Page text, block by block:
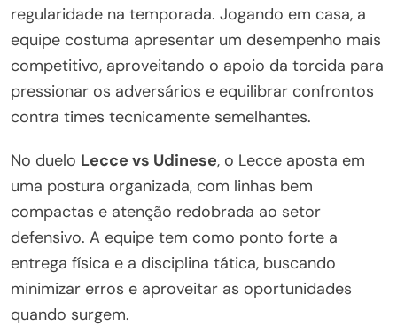
regularidade na temporada. Jogando em casa, a
equipe costuma apresentar um desempenho mais
competitivo, aproveitando o apoio da torcida para
pressionar os adversários e equilibrar confrontos
contra times tecnicamente semelhantes.
No duelo Lecce vs Udinese, o Lecce aposta em
uma postura organizada, com linhas bem
compactas e atenção redobrada ao setor
defensivo. A equipe tem como ponto forte a
entrega física e a disciplina tática, buscando
minimizar erros e aproveitar as oportunidades
quando surgem.